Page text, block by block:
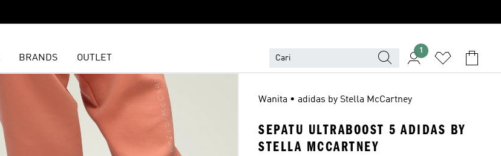
BRANDS OUTLET
1
Wanita • adidas by Stella McCartney
SEPATU ULTRABOOST 5 ADIDAS BY
STELLA MCCARTNEY